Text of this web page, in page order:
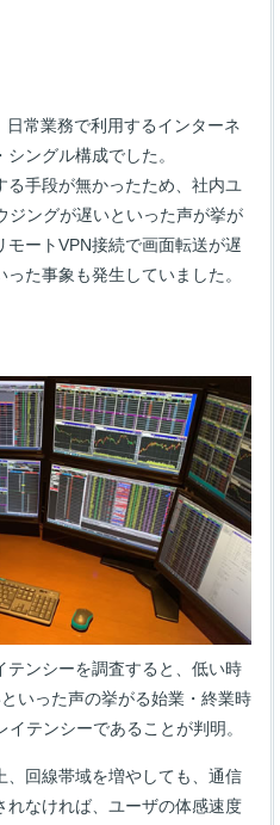
常業務で利用するインターネ
ングル構成でした。
手段が無かったため、社内ユ
ジングが遅いといった声が挙が
モートVPN接続で画面転送が遅
た事象も発生していました。
テンシーを調査すると、低い時
いった声の挙がる始業・終業時
テンシーであることが判明。
回線帯域を増やしても、通信
なければ、ユーザの体感速度